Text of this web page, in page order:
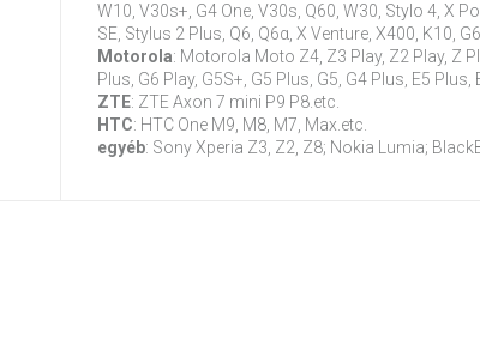
W10, V30s+, G4 One, V30s, Q60, W30, Stylo 4, X
SE, Stylus 2 Plus, Q6, Q6α, X Venture, X400, K10,
Motorola: Motorola Moto Z4, Z3 Play, Z2 Play, Z
Plus, G6 Play, G5S+, G5 Plus, G5, G4 Plus, E5 Plus,
ZTE: ZTE Axon 7 mini P9 P8.etc.
HTC: HTC One M9, M8, M7, Max.etc.
egyéb: Sony Xperia Z3, Z2, Z8; Nokia Lumia;